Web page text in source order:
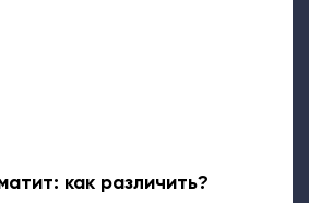
как различить?